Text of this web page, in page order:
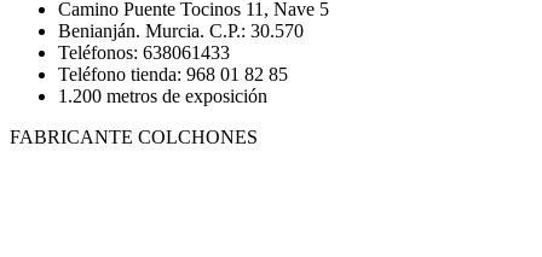
Camino Puente Tocinos 11, Nave 5
Benianján. Murcia. C.P.: 30.570
Teléfonos: 638061433
Teléfono tienda: 968 01 82 85
1.200 metros de exposición
FABRICANTE COLCHONES